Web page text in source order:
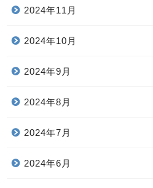
2024年11月
2024年10月
2024年9月
2024年8月
2024年7月
2024年6月